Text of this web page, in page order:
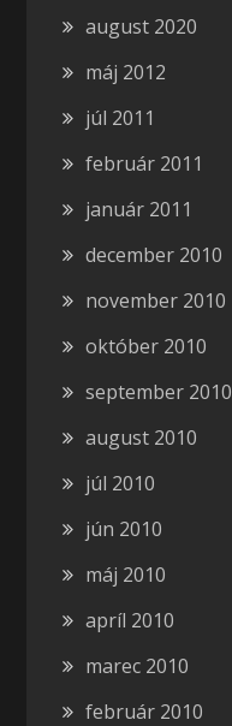
august 2020
máj 2012
júl 2011
február 2011
január 2011
december 2010
november 2010
október 2010
september 2010
august 2010
júl 2010
jún 2010
máj 2010
apríl 2010
marec 2010
február 2010